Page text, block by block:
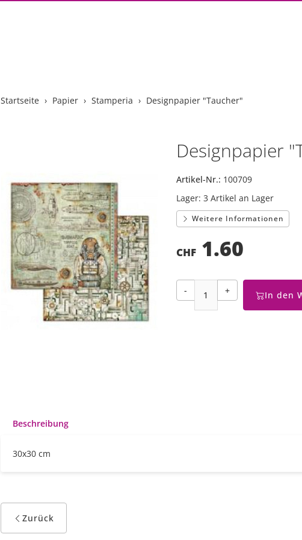
Startseite Papier Stamperia Designpapier "Taucher"
Designpapier
Artikel-Nr.: 100709
Lager: 3 Artikel an Lager
Weitere Informationen
CHF 1.60
- + In den
Beschreibung
30x30 cm
Zurück